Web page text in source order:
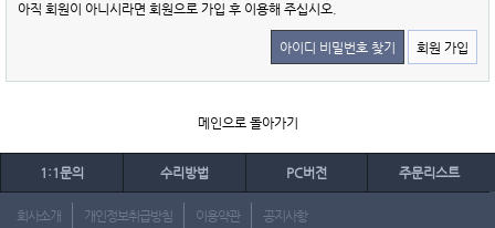
아직 회원이 아니시라면 회원으로 가입 후 이용해 주십시오.
아이디 비밀번호 찾기 회원 가입
메인으로 돌아가기
1:1문의 수리방법 PC버전 주문리스트
회사소개 개인정보취급방침 이용약관 공지사항